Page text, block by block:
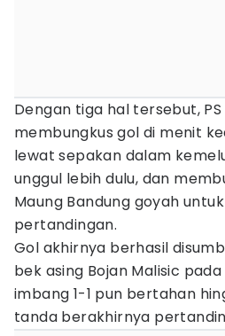
Dengan tiga hal tersebut,
membungkus gol di menit
lewat sepakan dalam
unggul lebih dulu, dan
Maung Bandung goyah
pertandingan.
Gol akhirnya berhasil
bek asing Bojan Malisic
imbang 1-1 pun bertahan
tanda berakhirnya